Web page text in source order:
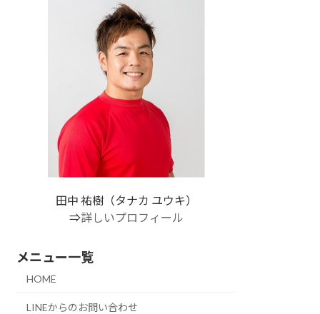
田中 祐樹（タナカ ユウキ）
⇒詳しいプロフィール
メニュー一覧
HOME
LINEからのお問い合わせ